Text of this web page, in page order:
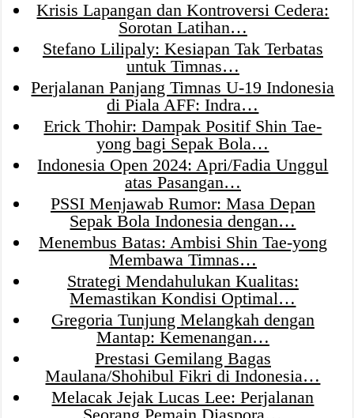
Krisis Lapangan dan Kontroversi Cedera:
Sorotan Latihan…
Stefano Lilipaly: Kesiapan Tak Terbatas
untuk Timnas…
Perjalanan Panjang Timnas U-19 Indonesia
di Piala AFF: Indra…
Erick Thohir: Dampak Positif Shin Tae-
yong bagi Sepak Bola…
Indonesia Open 2024: Apri/Fadia Unggul
atas Pasangan…
PSSI Menjawab Rumor: Masa Depan
Sepak Bola Indonesia dengan…
Menembus Batas: Ambisi Shin Tae-yong
Membawa Timnas…
Strategi Mendahulukan Kualitas:
Memastikan Kondisi Optimal…
Gregoria Tunjung Melangkah dengan
Mantap: Kemenangan…
Prestasi Gemilang Bagas
Maulana/Shohibul Fikri di Indonesia…
Melacak Jejak Lucas Lee: Perjalanan